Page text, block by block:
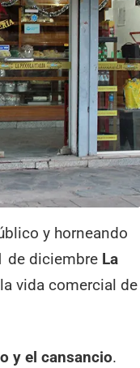
y horneando
de diciembre La
vida comercial de
y el cansancio.